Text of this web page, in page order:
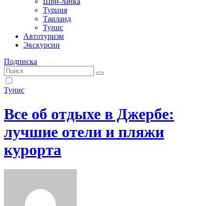
Турция
Таиланд
Тунис
Автотуризм
Экскурсии
Подписка
Тунис
Все об отдыхе в Джербе:
лучшие отели и пляжи
курорта